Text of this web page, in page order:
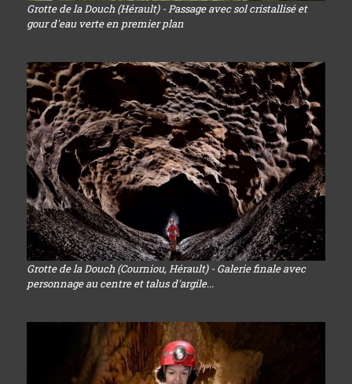
Grotte de la Douch (Hérault) - Passage avec sol cristallisé et
gour d'eau verte en premier plan
Grotte de la Douch (Courniou, Hérault) - Galerie finale avec
personnage au centre et talus d'argile...